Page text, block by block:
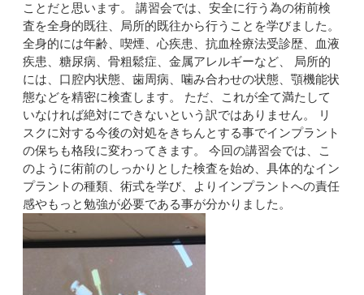
ことだと思います。 講習会では、安全に行う為の術前検
査を全身的既往、局所的既往から行うことを学びました。
全身的には年齢、喫煙、心疾患、抗血栓療法受診歴、血液
疾患、糖尿病、骨粗鬆症、金属アレルギーなど、 局所的
には、口腔内状態、歯周病、噛み合わせの状態、顎機能状
態などを精密に検査します。 ただ、これが全て満たして
いなければ絶対にできないという訳ではありません。 リ
スクに対する今後の対処をきちんとする事でインプラント
の保ちも格段に変わってきます。 今回の講習会では、こ
のように術前のしっかりとした検査を始め、具体的なイン
プラントの種類、術式を学び、よりインプラントへの責任
感やもっと勉強が必要である事が分かりました。